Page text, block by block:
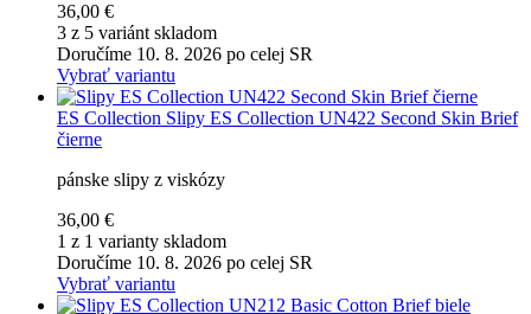
36,00 €
3 z 5 variánt skladom
Doručíme 10. 8. 2026 po celej SR
Vybrať variantu
ES Collection Slipy ES Collection UN422 Second Skin Brief
čierne
pánske slipy z viskózy
36,00 €
1 z 1 varianty skladom
Doručíme 10. 8. 2026 po celej SR
Vybrať variantu